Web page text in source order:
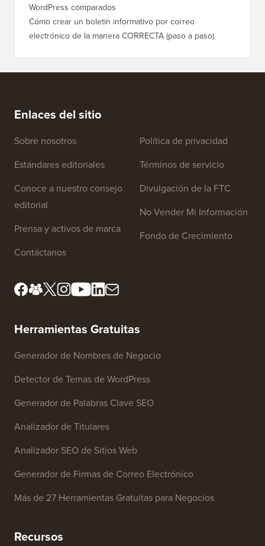
WordPress comparados
Cómo crear un boletín informativo por correo
electrónico de la manera CORRECTA (paso a paso)
Enlaces del sitio
Sobre nosotros
Estándares editoriales
Conoce a nuestro consejo
editorial
Prensa y activos de marca
Contáctanos
Política de privacidad
Términos de servicio
Divulgación de la FTC
No Vender Mi Información
Fondo de Crecimiento
Herramientas Gratuitas
Generador de Nombres de Negocio
Detector de Temas de WordPress
Generador de Palabras Clave SEO
Analizador de Titulares
Analizador SEO de Sitios Web
Generador de Firmas de Correo Electrónico
Más de 27 Herramientas Gratuitas para Negocios
Recursos